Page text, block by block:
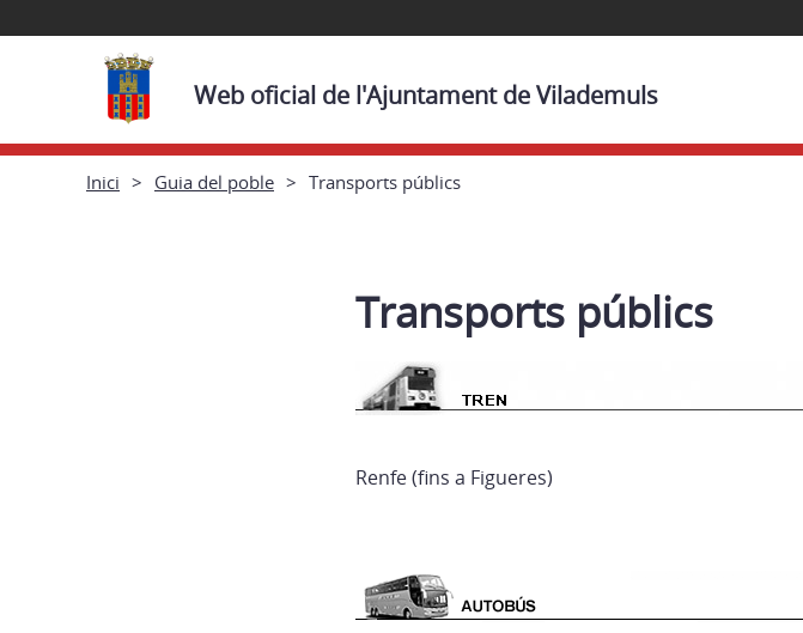
Web oficial de l'Ajuntament de Vilademuls
Inici Guia del poble Transports públics
Transports públics
Renfe (fins a Figueres)